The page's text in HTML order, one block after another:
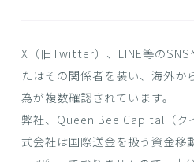
X（旧Twitter）、LINE等のSNS
たはその関係者を装い、海外か
為が複数確認されています。
弊社、Queen Bee Capital（ク
式会社は国際送金を扱う資金移